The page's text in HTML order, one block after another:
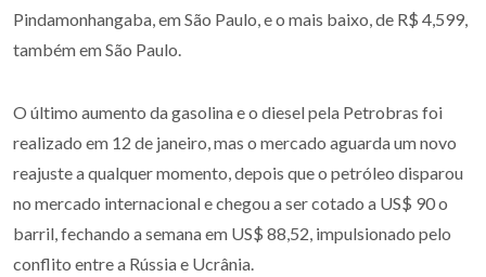
Pindamonhangaba, em São Paulo, e o mais baixo, de R$ 4,599,
também em São Paulo.
O último aumento da gasolina e o diesel pela Petrobras foi
realizado em 12 de janeiro, mas o mercado aguarda um novo
reajuste a qualquer momento, depois que o petróleo disparou
no mercado internacional e chegou a ser cotado a US$ 90 o
barril, fechando a semana em US$ 88,52, impulsionado pelo
conflito entre a Rússia e Ucrânia.